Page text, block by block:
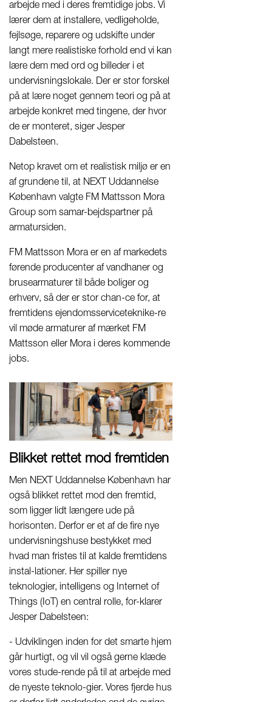
arbejde med i deres fremtidige jobs. Vi
lærer dem at installere, vedligeholde,
fejlsøge, reparere og udskifte under
langt mere realistiske forhold end vi kan
lære dem med ord og billeder i et
undervisningslokale. Der er stor forskel
på at lære noget gennem teori og på at
arbejde konkret med tingene, der hvor
de er monteret, siger Jesper
Dabelsteen.
Netop kravet om et realistisk miljø er en
af grundene til, at NEXT Uddannelse
København valgte FM Mattsson Mora
Group som samar-bejdspartner på
armatursiden.
FM Mattsson Mora er en af markedets
førende producenter af vandhaner og
brusearmaturer til både boliger og
erhverv, så der er stor chan-ce for, at
fremtidens ejendomsserviceteknike-re
vil møde armaturer af mærket FM
Mattsson eller Mora i deres kommende
jobs.
Blikket rettet mod fremtiden
Men NEXT Uddannelse København har
også blikket rettet mod den fremtid,
som ligger lidt længere ude på
horisonten. Derfor er et af de fire nye
undervisningshuse bestykket med
hvad man fristes til at kalde fremtidens
instal-lationer. Her spiller nye
teknologier, intelligens og Internet of
Things (IoT) en central rolle, for-klarer
Jesper Dabelsteen:
- Udviklingen inden for det smarte hjem
går hurtigt, og vil vil også gerne klæde
vores stude-rende på til at arbejde med
de nyeste teknolo-gier. Vores fjerde hus